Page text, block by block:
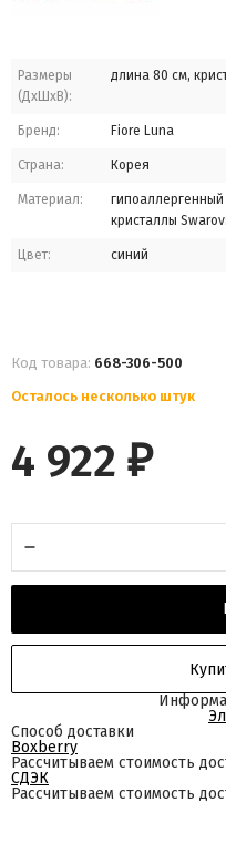
Размеры
(ДхШхВ):
длина 80 см,
Бренд: Fiore Luna
Страна: Корея
Материал:
кристаллы
Цвет: синий
Код товара: 668-306-500
Осталось несколько штук
4 922 ₽
Способ доставки
Boxberry
Рассчитываем стоимость
СДЭК
Рассчитываем стоимость